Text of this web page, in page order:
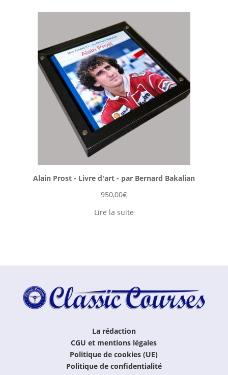
Alain Prost - Livre d'art - par Bernard Bakalian
950,00€
Lire la suite
La rédaction
CGU et mentions légales
Politique de cookies (UE)
Politique de confidentialité